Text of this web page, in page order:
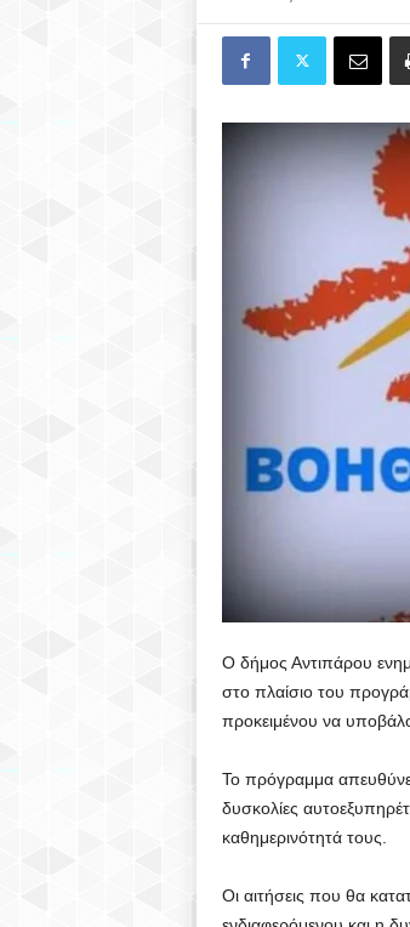
Ο δήμος Αντιπάρου
στο πλαίσιο του
προκειμένου να
Το πρόγραμμα
δυσκολίες
καθημερινότητά τους.
Οι αιτήσεις που θα